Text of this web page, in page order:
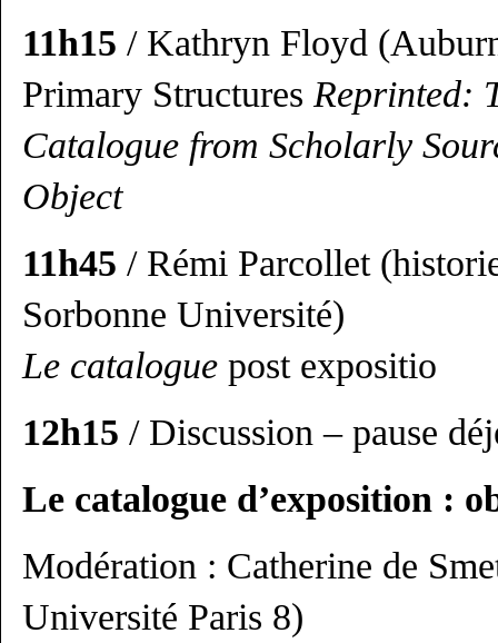
11h15 / Kathryn Floyd
Primary Structures Reprinted:
Catalogue from Scholarly
Object
11h45 / Rémi Parcollet
Sorbonne Université)
Le catalogue post expositio
12h15 / Discussion – pause
Le catalogue d’exposition :
Modération : Catherine de
Université Paris 8)